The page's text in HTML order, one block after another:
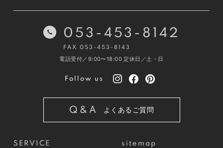
SERVICE sitemap
053-453-8142
FAX 053-453-8143
電話受付／9:00〜18:00 定休日／土・日
Follow us
Q&A よくあるご質問